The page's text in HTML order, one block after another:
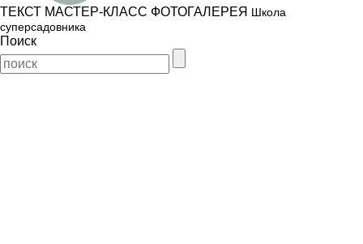
ТЕКСТ МАСТЕР-КЛАСС ФОТОГАЛЕРЕЯ Школа
суперсадовника
Поиск